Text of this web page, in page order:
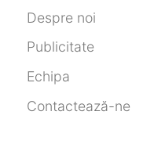
Despre noi
Publicitate
Echipa
Contactează-ne